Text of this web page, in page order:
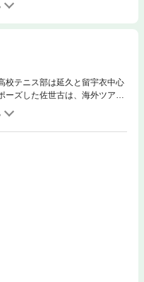
校テニス部は延久と留宇衣中心
ーズした佐世古は、海外ツアー
春、新入部員にはどんな面々